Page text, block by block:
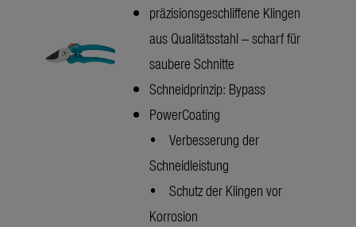
präzisionsgeschliffene Klingen
aus Qualitätsstahl – scharf für
saubere Schnitte
Schneidprinzip: Bypass
PowerCoating
• Verbesserung der
Schneidleistung
• Schutz der Klingen vor
Korrosion